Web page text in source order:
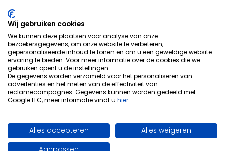
Volg ons
Info & Contact
Privacybeleid
Cookievoorkeuren
Gebruiksvoorwaarden
Wij gebruiken cookies
We kunnen deze plaatsen voor analyse van onze
bezoekersgegevens, om onze website te verbeteren,
gepersonaliseerde inhoud te tonen en om u een geweldige website-
ervaring te bieden. Voor meer informatie over de cookies die we
gebruiken opent u de instellingen.
De gegevens worden verzameld voor het personaliseren van
advertenties en het meten van de effectiviteit van
reclamecampagnes. Gegevens kunnen worden gedeeld met
Google LLC, meer informatie vindt u hier.
Alles accepteren
Alles weigeren